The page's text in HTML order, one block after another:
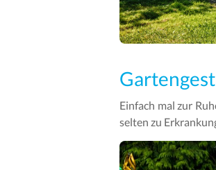
Einfach mal zur
selten zu